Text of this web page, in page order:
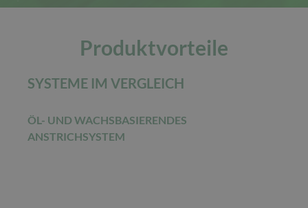
Produktvorteile
SYSTEME IM VERGLEICH
ÖL- UND WACHSBASIERENDES
ANSTRICHSYSTEM